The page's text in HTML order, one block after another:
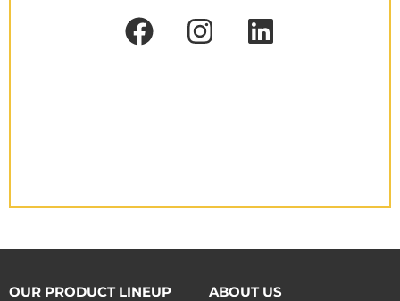
OUR PRODUCT LINEUP ABOUT US